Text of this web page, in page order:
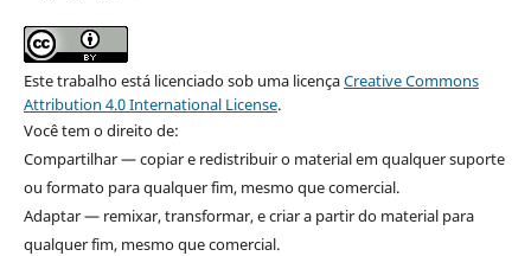
Este trabalho está licenciado sob uma licençaCreative Commons
Attribution 4.0 International License.
Você tem o direito de:
Compartilhar — copiar e redistribuir o material em qualquer suporte
ou formato para qualquer fim, mesmo que comercial.
Adaptar — remixar, transformar, e criar a partir do material para
qualquer fim, mesmo que comercial.